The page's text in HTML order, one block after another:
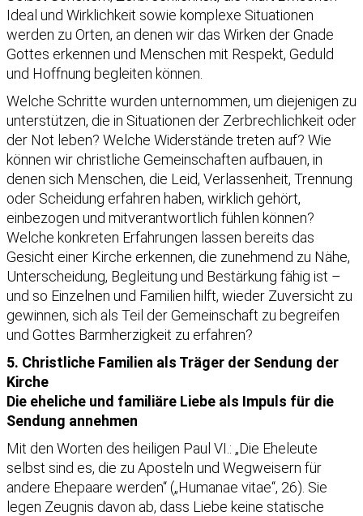
Ideal und Wirklichkeit sowie komplexe Situationen
werden zu Orten, an denen wir das Wirken der Gnade
Gottes erkennen und Menschen mit Respekt, Geduld
und Hoffnung begleiten können.
Welche Schritte wurden unternommen, um diejenigen zu
unterstützen, die in Situationen der Zerbrechlichkeit oder
der Not leben? Welche Widerstände treten auf? Wie
können wir christliche Gemeinschaften aufbauen, in
denen sich Menschen, die Leid, Verlassenheit, Trennung
oder Scheidung erfahren haben, wirklich gehört,
einbezogen und mitverantwortlich fühlen können?
Welche konkreten Erfahrungen lassen bereits das
Gesicht einer Kirche erkennen, die zunehmend zu Nähe,
Unterscheidung, Begleitung und Bestärkung fähig ist –
und so Einzelnen und Familien hilft, wieder Zuversicht zu
gewinnen, sich als Teil der Gemeinschaft zu begreifen
und Gottes Barmherzigkeit zu erfahren?
5. Christliche Familien als Träger der Sendung der
Kirche
Die eheliche und familiäre Liebe als Impuls für die
Sendung annehmen
Mit den Worten des heiligen Paul VI.: „Die Eheleute
selbst sind es, die zu Aposteln und Wegweisern für
andere Ehepaare werden“ („Humanae vitae“, 26). Sie
legen Zeugnis davon ab, dass Liebe keine statische